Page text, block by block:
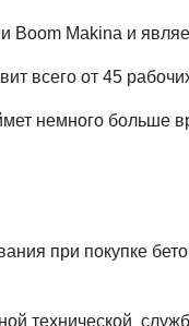
Boom Makina и
всего от 45
немного больше
при покупке
технической